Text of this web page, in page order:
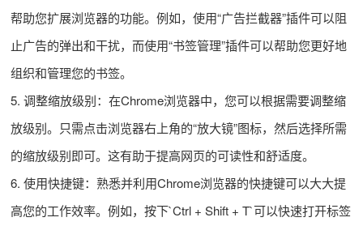
帮助您扩展浏览器的功能。例如，使用“广告拦截器”插件可以阻
止广告的弹出和干扰，而使用“书签管理”插件可以帮助您更好地
组织和管理您的书签。
5. 调整缩放级别：在Chrome浏览器中，您可以根据需要调整缩
放级别。只需点击浏览器右上角的“放大镜”图标，然后选择所需
的缩放级别即可。这有助于提高网页的可读性和舒适度。
6. 使用快捷键：熟悉并利用Chrome浏览器的快捷键可以大大提
高您的工作效率。例如，按下`Ctrl + Shift + T`可以快速打开标签